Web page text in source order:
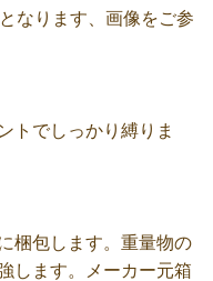
なります、画像をご参
トでしっかり縛りま
梱包します。重量物の
します。メーカー元箱